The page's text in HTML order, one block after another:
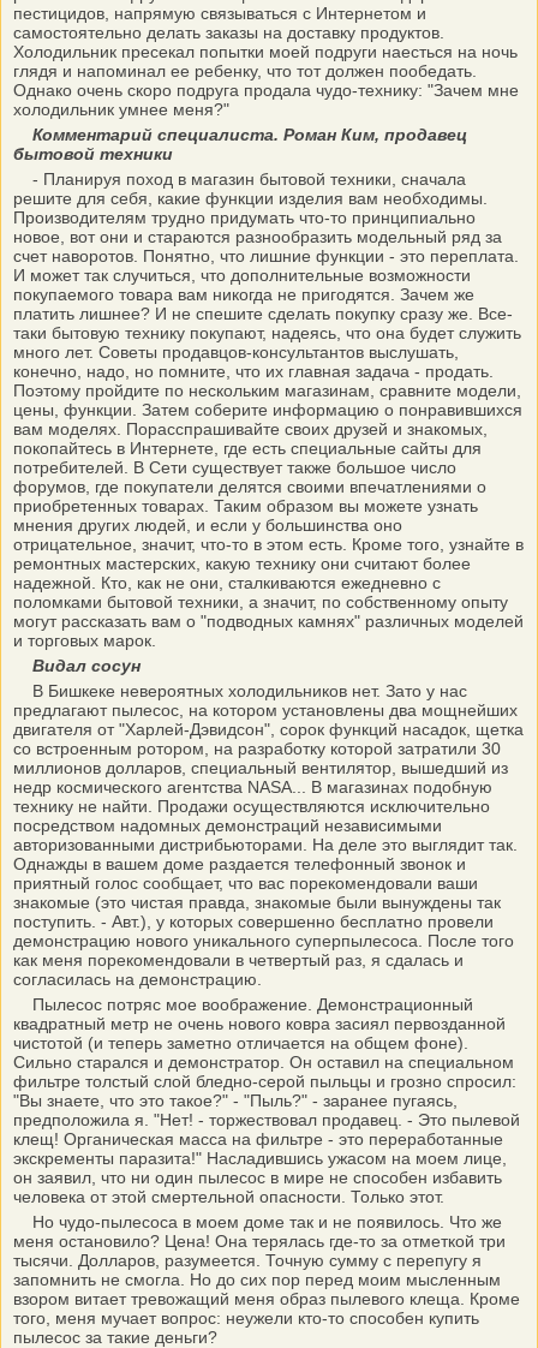
пестицидов, напрямую связываться с Интернетом и
самостоятельно делать заказы на доставку продуктов.
Холодильник пресекал попытки моей подруги наесться на ночь
глядя и напоминал ее ребенку, что тот должен пообедать.
Однако очень скоро подруга продала чудо-технику: "Зачем мне
холодильник умнее меня?"
Комментарий специалиста. Роман Ким, продавец
бытовой техники
- Планируя поход в магазин бытовой техники, сначала
решите для себя, какие функции изделия вам необходимы.
Производителям трудно придумать что-то принципиально
новое, вот они и стараются разнообразить модельный ряд за
счет наворотов. Понятно, что лишние функции - это переплата.
И может так случиться, что дополнительные возможности
покупаемого товара вам никогда не пригодятся. Зачем же
платить лишнее? И не спешите сделать покупку сразу же. Все-
таки бытовую технику покупают, надеясь, что она будет служить
много лет. Советы продавцов-консультантов выслушать,
конечно, надо, но помните, что их главная задача - продать.
Поэтому пройдите по нескольким магазинам, сравните модели,
цены, функции. Затем соберите информацию о понравившихся
вам моделях. Порасспрашивайте своих друзей и знакомых,
покопайтесь в Интернете, где есть специальные сайты для
потребителей. В Сети существует также большое число
форумов, где покупатели делятся своими впечатлениями о
приобретенных товарах. Таким образом вы можете узнать
мнения других людей, и если у большинства оно
отрицательное, значит, что-то в этом есть. Кроме того, узнайте в
ремонтных мастерских, какую технику они считают более
надежной. Кто, как не они, сталкиваются ежедневно с
поломками бытовой техники, а значит, по собственному опыту
могут рассказать вам о "подводных камнях" различных моделей
и торговых марок.
Видал сосун
В Бишкеке невероятных холодильников нет. Зато у нас
предлагают пылесос, на котором установлены два мощнейших
двигателя от "Харлей-Дэвидсон", сорок функций насадок, щетка
со встроенным ротором, на разработку которой затратили 30
миллионов долларов, специальный вентилятор, вышедший из
недр космического агентства NASA... В магазинах подобную
технику не найти. Продажи осуществляются исключительно
посредством надомных демонстраций независимыми
авторизованными дистрибьюторами. На деле это выглядит так.
Однажды в вашем доме раздается телефонный звонок и
приятный голос сообщает, что вас порекомендовали ваши
знакомые (это чистая правда, знакомые были вынуждены так
поступить. - Авт.), у которых совершенно бесплатно провели
демонстрацию нового уникального суперпылесоса. После того
как меня порекомендовали в четвертый раз, я сдалась и
согласилась на демонстрацию.
Пылесос потряс мое воображение. Демонстрационный
квадратный метр не очень нового ковра засиял первозданной
чистотой (и теперь заметно отличается на общем фоне).
Сильно старался и демонстратор. Он оставил на специальном
фильтре толстый слой бледно-серой пыльцы и грозно спросил:
"Вы знаете, что это такое?" - "Пыль?" - заранее пугаясь,
предположила я. "Нет! - торжествовал продавец. - Это пылевой
клещ! Органическая масса на фильтре - это переработанные
экскременты паразита!" Насладившись ужасом на моем лице,
он заявил, что ни один пылесос в мире не способен избавить
человека от этой смертельной опасности. Только этот.
Но чудо-пылесоса в моем доме так и не появилось. Что же
меня остановило? Цена! Она терялась где-то за отметкой три
тысячи. Долларов, разумеется. Точную сумму с перепугу я
запомнить не смогла. Но до сих пор перед моим мысленным
взором витает тревожащий меня образ пылевого клеща. Кроме
того, меня мучает вопрос: неужели кто-то способен купить
пылесос за такие деньги?